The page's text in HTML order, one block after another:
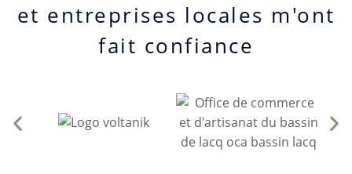
et entreprises locales m'ont
fait confiance